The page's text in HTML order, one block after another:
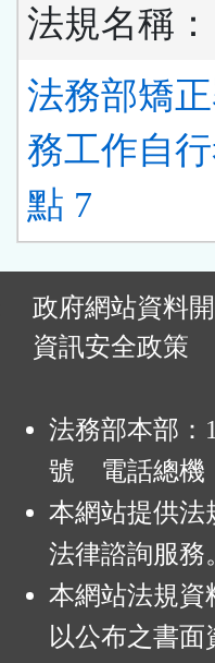
法規名稱：
法務部矯
務工作自
點 7
政府網站資料
資訊安全政策
法務部本部：
號 電話總機
本網站提供法
法律諮詢服務
本網站法規資
以公布之書面